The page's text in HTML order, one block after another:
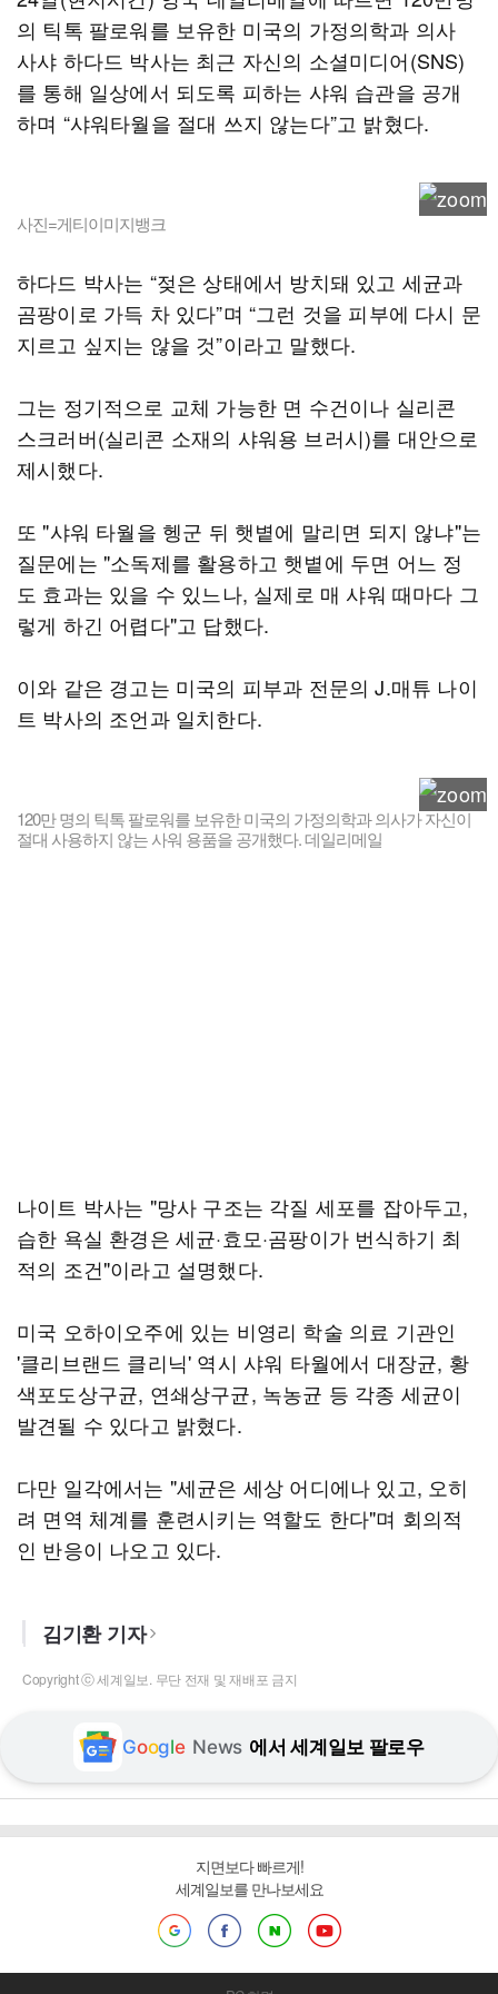
의 틱톡 팔로워를 보유한 미국의 가정의학과 의사
사샤 하다드 박사는 최근 자신의 소셜미디어(SNS)
를 통해 일상에서 되도록 피하는 샤워 습관을 공개
하며 “샤워타월을 절대 쓰지 않는다”고 밝혔다.
사진=게티이미지뱅크
하다드 박사는 “젖은 상태에서 방치돼 있고 세균과
곰팡이로 가득 차 있다”며 “그런 것을 피부에 다시 문
지르고 싶지는 않을 것”이라고 말했다.
그는 정기적으로 교체 가능한 면 수건이나 실리콘
스크러버(실리콘 소재의 샤워용 브러시)를 대안으로
제시했다.
또 "샤워 타월을 헹군 뒤 햇볕에 말리면 되지 않냐"는
질문에는 "소독제를 활용하고 햇볕에 두면 어느 정
도 효과는 있을 수 있느나, 실제로 매 샤워 때마다 그
렇게 하긴 어렵다"고 답했다.
이와 같은 경고는 미국의 피부과 전문의 J.매튜 나이
트 박사의 조언과 일치한다.
120만 명의 틱톡 팔로워를 보유한 미국의 가정의학과 의사가 자신이
절대 사용하지 않는 사워 용품을 공개했다. 데일리메일
나이트 박사는 "망사 구조는 각질 세포를 잡아두고,
습한 욕실 환경은 세균·효모·곰팡이가 번식하기 최
적의 조건"이라고 설명했다.
미국 오하이오주에 있는 비영리 학술 의료 기관인
'클리브랜드 클리닉' 역시 샤워 타월에서 대장균, 황
색포도상구균, 연쇄상구균, 녹농균 등 각종 세균이
발견될 수 있다고 밝혔다.
다만 일각에서는 "세균은 세상 어디에나 있고, 오히
려 면역 체계를 훈련시키는 역할도 한다"며 회의적
인 반응이 나오고 있다.
김기환 기자
Copyright ⓒ 세계일보. 무단 전재 및 재배포 금지
Google News 에서 세계일보 팔로우
지면보다 빠르게!
세계일보를 만나보세요